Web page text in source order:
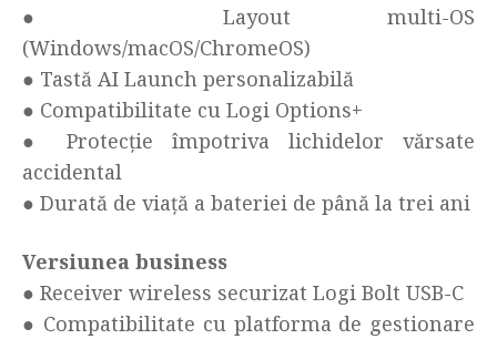
● Layout multi-OS
(Windows/macOS/ChromeOS)
● Tastă AI Launch personalizabilă
● Compatibilitate cu Logi Options+
● Protecție împotriva lichidelor vărsate
accidental
● Durată de viață a bateriei de până la trei ani
Versiunea business
● Receiver wireless securizat Logi Bolt USB-C
● Compatibilitate cu platforma de gestionare